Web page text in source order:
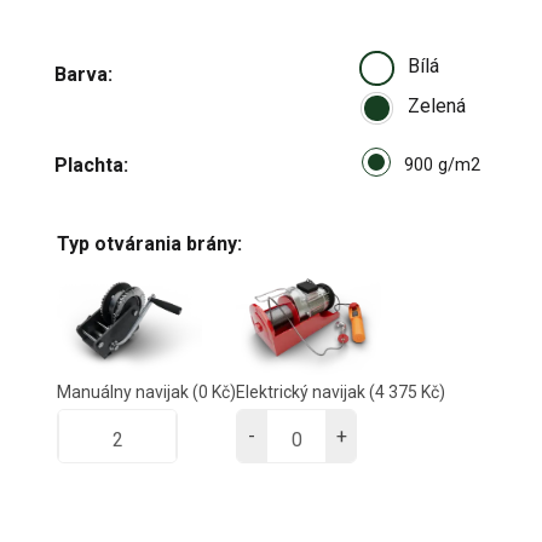
Barva
Bílá
Zelená
Plachta Select pa_plachta
900 g/m2
Typ otvárania brány:
Manuálny navijak(0 Kč)Elektrický navijak(4 375 Kč)
-
+